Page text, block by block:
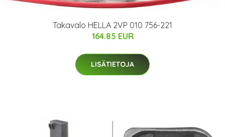
Takavalo HELLA 2VP 010 756-221
164.85 EUR
LISÄTIETOJA